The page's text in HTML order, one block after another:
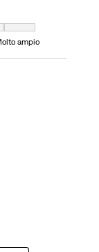
e 7 è uguale a Molto
ampio